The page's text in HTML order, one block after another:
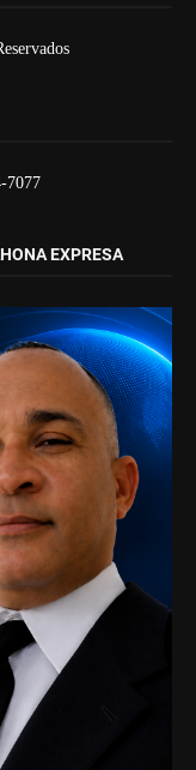
7077
EXPRESA